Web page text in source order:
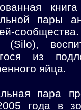
пары
из
яйца.
пара
года в